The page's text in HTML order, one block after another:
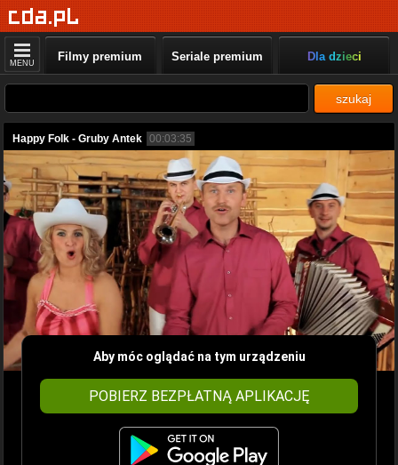
MENU Filmy premium Seriale premium Dla dzieci
szukaj
Happy Folk - Gruby Antek 00:03:35
Aby móc oglądać na tym urządzeniu
POBIERZ BEZPŁATNĄ APLIKACJĘ